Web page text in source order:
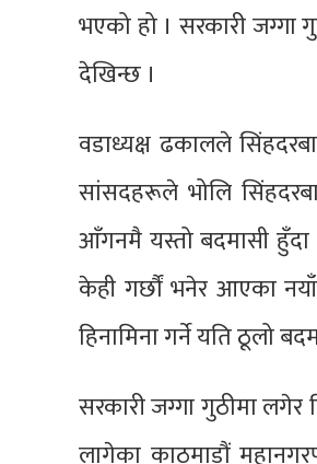
भएको हो । सरकारी जग्गा
देखिन्छ ।
वडाध्यक्ष ढकालले
सांसदहरूले भोलि
आँगनमै यस्तो बदमासी
केही गर्छौं भनेर आएका
हिनामिना गर्ने यति ठूलो
सरकारी जग्गा गुठीमा लगेर
लागेका काठमाडौं